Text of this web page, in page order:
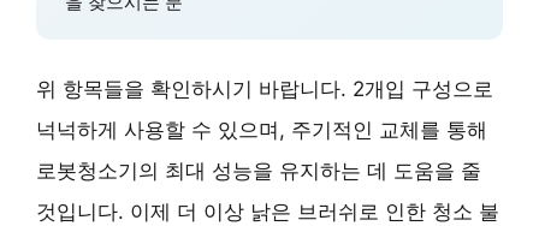
위 항목들을 확인하시기 바랍니다. 2개입 구성으로
넉넉하게 사용할 수 있으며, 주기적인 교체를 통해
로봇청소기의 최대 성능을 유지하는 데 도움을 줄
것입니다. 이제 더 이상 낡은 브러쉬로 인한 청소 불